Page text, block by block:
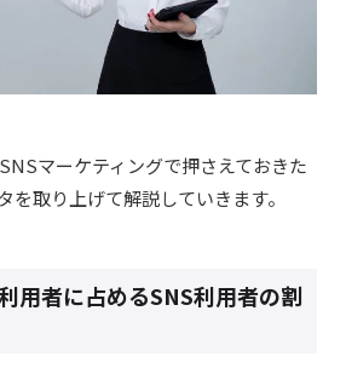
マーケティングで押さえておきた
を取り上げて解説していきます。
用者に占めるSNS利用者の割